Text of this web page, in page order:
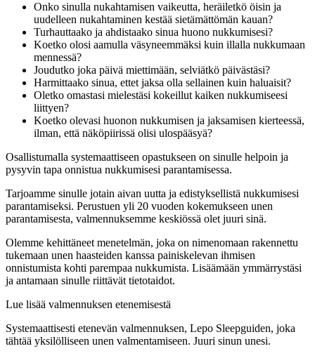
Onko sinulla nukahtamisen vaikeutta, heräiletkö öisin ja
uudelleen nukahtaminen kestää sietämättömän kauan?
Turhauttaako ja ahdistaako sinua huono nukkumisesi?
Koetko olosi aamulla väsyneemmäksi kuin illalla nukkumaan
mennessä?
Joudutko joka päivä miettimään, selviätkö päivästäsi?
Harmittaako sinua, ettet jaksa olla sellainen kuin haluaisit?
Oletko omastasi mielestäsi kokeillut kaiken nukkumiseesi
liittyen?
Koetko olevasi huonon nukkumisen ja jaksamisen kierteessä,
ilman, että näköpiirissä olisi ulospääsyä?
Osallistumalla systemaattiseen opastukseen on sinulle helpoin ja
pysyvin tapa onnistua nukkumisesi parantamisessa.
Tarjoamme sinulle jotain aivan uutta ja edistyksellistä nukkumisesi
parantamiseksi. Perustuen yli 20 vuoden kokemukseen unen
parantamisesta, valmennuksemme keskiössä olet juuri sinä.
Olemme kehittäneet menetelmän, joka on nimenomaan rakennettu
tukemaan unen haasteiden kanssa painiskelevan ihmisen
onnistumista kohti parempaa nukkumista. Lisäämään ymmärrystäsi
ja antamaan sinulle riittävät tietotaidot.
Lue lisää valmennuksen etenemisestä
Systemaattisesti etenevän valmennuksen, Lepo Sleepguiden, joka
tähtää yksilölliseen unen valmentamiseen. Juuri sinun unesi.